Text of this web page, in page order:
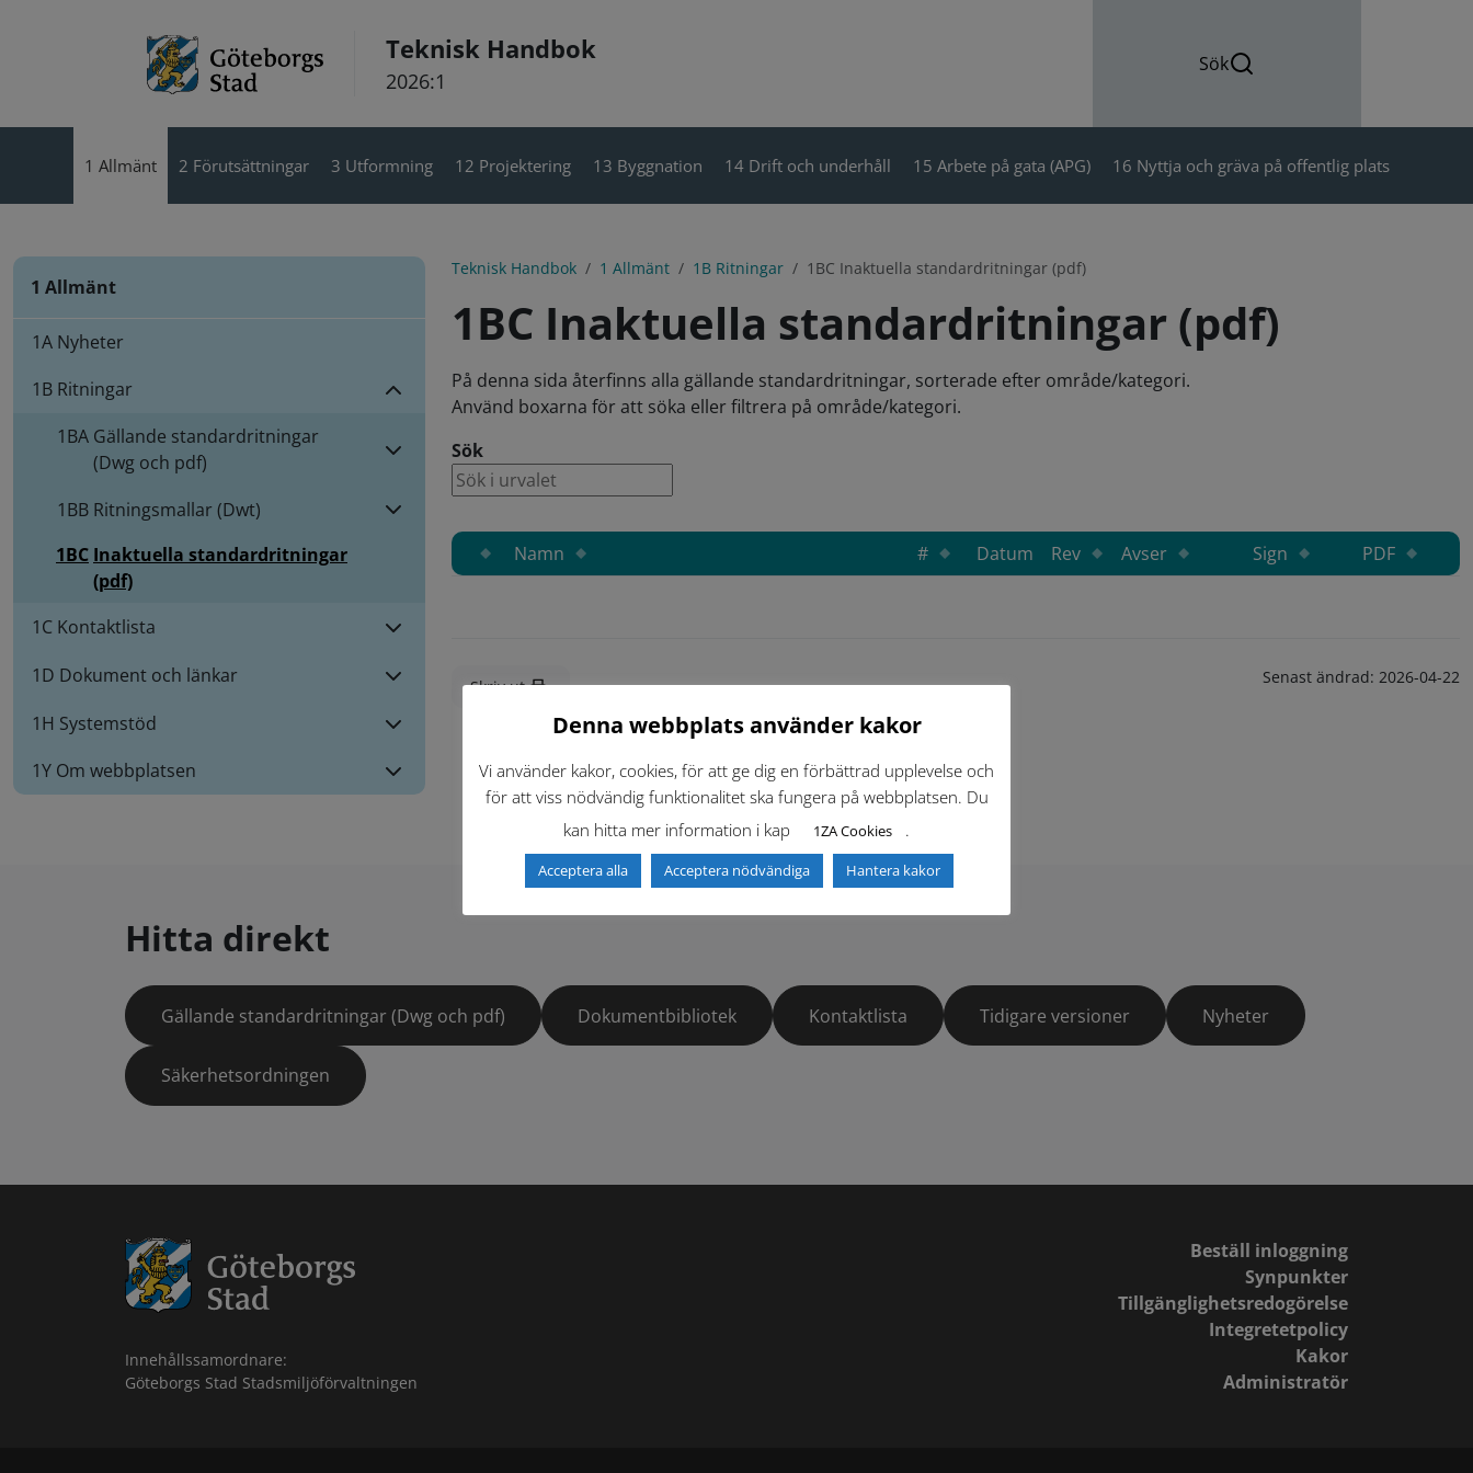
Teknisk Handbok
2026:1
Sök
1 Allmänt 2 Förutsättningar 3 Utformning 12 Projektering 13 Byggnation 14 Drift och underhåll 15 Arbete på gata (APG) 16 Nyttja och gräva på offentlig plats
1 Allmänt
1A Nyheter
1B Ritningar
1BA Gällande standardritningar
(Dwg och pdf)
1BB Ritningsmallar (Dwt)
1BC Inaktuella standardritningar
(pdf)
1C Kontaktlista
1D Dokument och länkar
1H Systemstöd
1Y Om webbplatsen
Teknisk Handbok 1 Allmänt 1B Ritningar 1BC Inaktuella standardritningar (pdf)
1BC Inaktuella standardritningar (pdf)
På denna sida återfinns alla gällande standardritningar, sorterade efter område/kategori.
Använd boxarna för att söka eller filtrera på område/kategori.
Sök
Namn # Datum Rev Avser Sign PDF
Skriv ut Senast ändrad: 2026-04-22
Hitta direkt
Gällande standardritningar (Dwg och pdf) Dokumentbibliotek Kontaktlista Tidigare versioner Nyheter
Säkerhetsordningen
Innehållssamordnare:
Göteborgs Stad Stadsmiljöförvaltningen
Beställ inloggning
Synpunkter
Tillgänglighetsredogörelse
Integretetpolicy
Kakor
Administratör
Denna webbplats använder kakor
Vi använder kakor, cookies, för att ge dig en förbättrad upplevelse och
för att viss nödvändig funktionalitet ska fungera på webbplatsen. Du
kan hitta mer information i kap
1ZA Cookies .
Acceptera alla Acceptera nödvändiga Hantera kakor